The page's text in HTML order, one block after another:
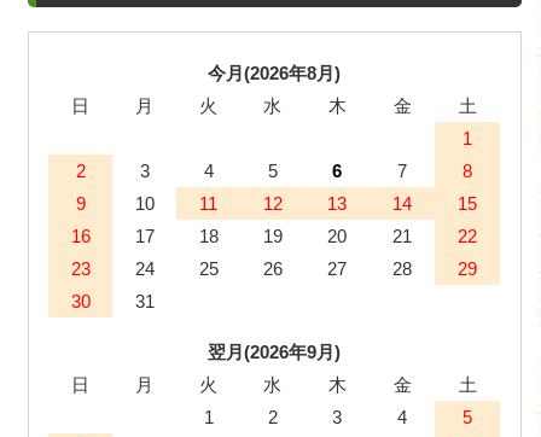
今月(2026年8月)
日
月 火 水 木 金
土
1
2
3 4 5 6 7
8
9
10 11 12 13 14
15
16
17 18 19 20 21
22
23
24 25 26 27 28
29
30
31
翌月(2026年9月)
日
月 火 水 木 金
土
1
2 3 4
5